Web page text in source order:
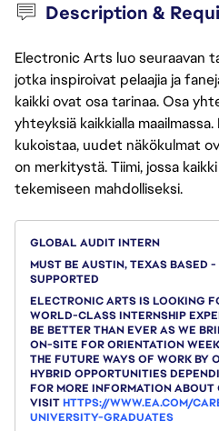
Description &
Electronic Arts luo seuraavan
jotka inspiroivat pelaajia ja
kaikki ovat osa tarinaa. Osa
yhteyksiä kaikkialla
kukoistaa, uudet näkökulmat
on merkitystä. Tiimi, jossa
tekemiseen mahdolliseksi.
GLOBAL AUDIT INTERN
MUST BE AUSTIN, TEXAS BASED
SUPPORTED
ELECTRONIC ARTS IS LOOKING
WORLD-CLASS INTERNSHIP
BE BETTER THAN EVER AS WE
ON-SITE FOR ORIENTATION
THE FUTURE WAYS OF WORK BY
HYBRID OPPORTUNITIES
FOR MORE INFORMATION
VISITHTTPS://WWW.EA.COM/
UNIVERSITY-GRADUATES